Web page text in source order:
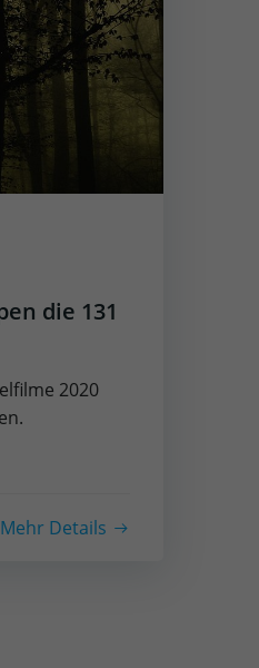
die 131
2020
Mehr Details